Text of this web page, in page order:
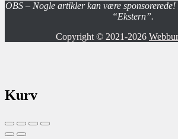
OBS – Nogle artikler kan være
“Ekstern”.
Copyright © 2021-2026
Kurv